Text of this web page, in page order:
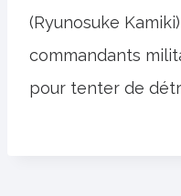
(Ryunosuke
commandants
pour tenter de